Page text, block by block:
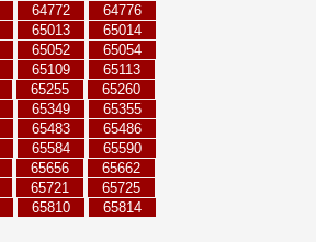
64772
64776
65013
65014
65052
65054
65109
65113
65255
65260
65349
65355
65483
65486
65584
65590
65656
65662
65721
65725
65810
65814